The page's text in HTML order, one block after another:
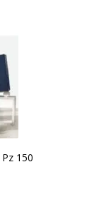
150